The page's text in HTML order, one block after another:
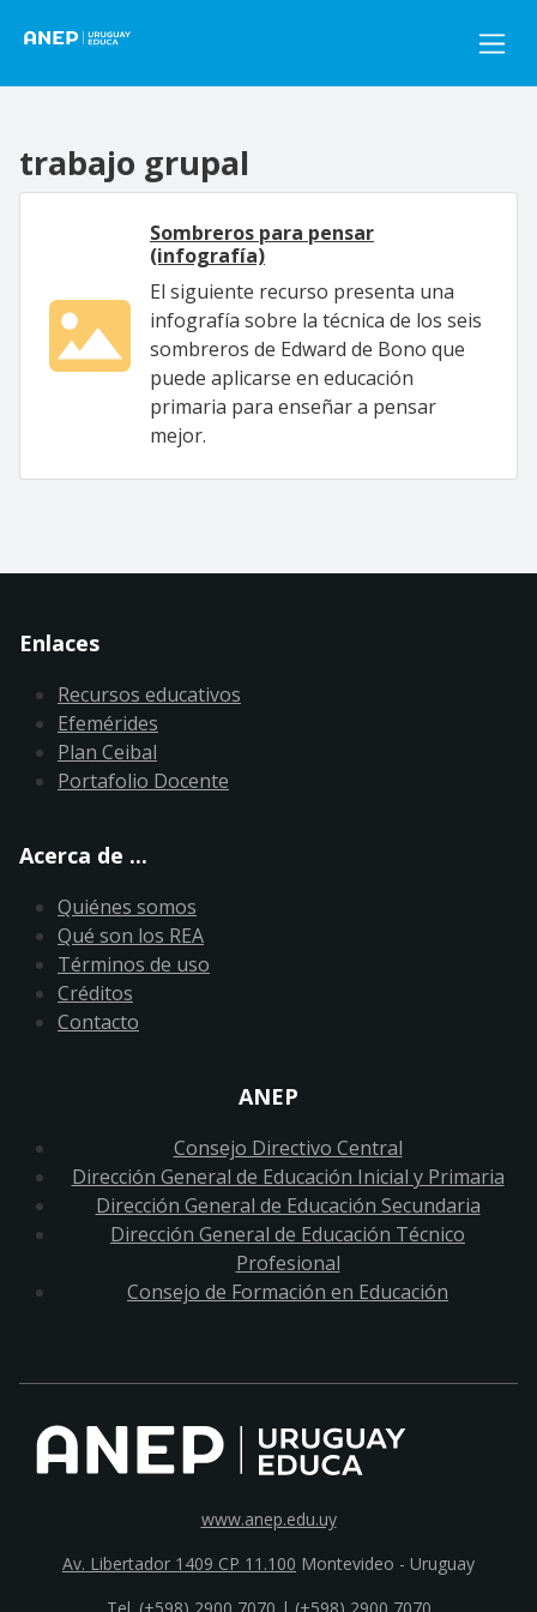
trabajo grupal
Sombreros para pensar
(infografía)
El siguiente recurso presenta una
infografía sobre la técnica de los seis
sombreros de Edward de Bono que
puede aplicarse en educación
primaria para enseñar a pensar
mejor.
Enlaces
Recursos educativos
Efemérides
Plan Ceibal
Portafolio Docente
Acerca de ...
Quiénes somos
Qué son los REA
Términos de uso
Créditos
Contacto
ANEP
Consejo Directivo Central
Dirección General de Educación Inicial y Primaria
Dirección General de Educación Secundaria
Dirección General de Educación Técnico
Profesional
Consejo de Formación en Educación
www.anep.edu.uy
Av. Libertador 1409 CP 11.100 Montevideo - Uruguay